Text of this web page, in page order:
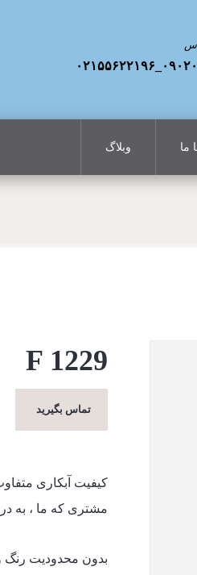
ما وبلاگ
F 1229
تماس بگیرید
کیفیت آبکاری
مشتری که ما ، به
بدون محدودیت رنگ